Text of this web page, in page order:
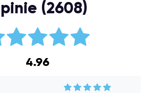
(2608)
4.96